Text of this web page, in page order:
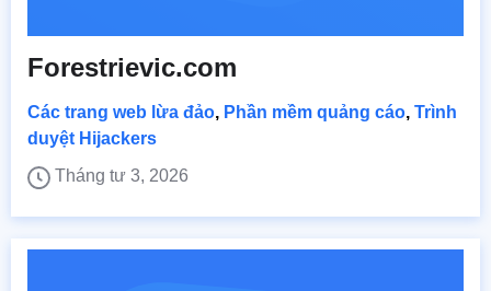
Forestrievic.com
Các trang web lừa đảo, Phần mềm quảng cáo, Trình
duyệt Hijackers
Tháng tư 3, 2026